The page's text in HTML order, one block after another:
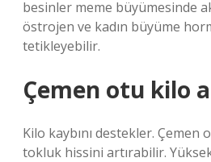
besinler meme büyümesinde
östrojen ve kadın büyüme
tetikleyebilir.
Çemen otu kilo
Kilo kaybını destekler. Çemen
tokluk hissini artırabilir.